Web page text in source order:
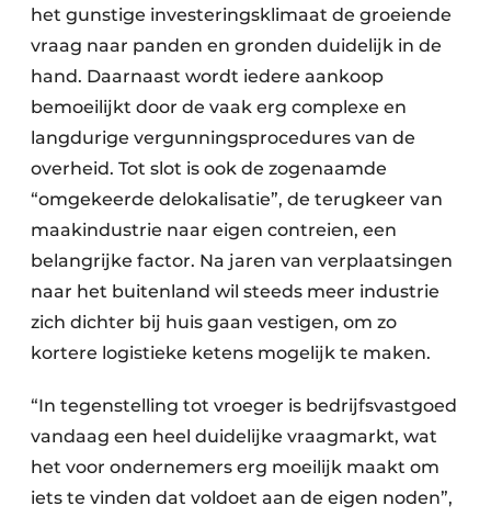
het gunstige investeringsklimaat de groeiende
vraag naar panden en gronden duidelijk in de
hand. Daarnaast wordt iedere aankoop
bemoeilijkt door de vaak erg complexe en
langdurige vergunningsprocedures van de
overheid. Tot slot is ook de zogenaamde
“omgekeerde delokalisatie”, de terugkeer van
maakindustrie naar eigen contreien, een
belangrijke factor. Na jaren van verplaatsingen
naar het buitenland wil steeds meer industrie
zich dichter bij huis gaan vestigen, om zo
kortere logistieke ketens mogelijk te maken.
“In tegenstelling tot vroeger is bedrijfsvastgoed
vandaag een heel duidelijke vraagmarkt, wat
het voor ondernemers erg moeilijk maakt om
iets te vinden dat voldoet aan de eigen noden”,